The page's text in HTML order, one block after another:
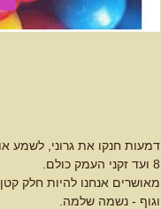
דמעות חנקו את גרוני, לשמע
8 ועד זקני העמק כולם.
מאושרים אנחנו להיות חלק
וגוף - נשמה שלמה.